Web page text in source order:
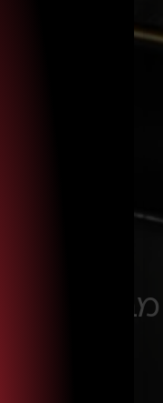
מבתי מלון